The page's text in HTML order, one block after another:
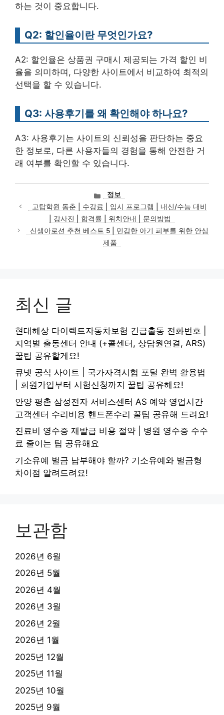
하는 것이 중요합니다.
Q2: 할인율이란 무엇인가요?
A2: 할인율은 상품권 구매시 제공되는 가격 할인 비
율을 의미하며, 다양한 사이트에서 비교하여 최적의
선택을 할 수 있습니다.
Q3: 사용후기를 왜 확인해야 하나요?
A3: 사용후기는 사이트의 신뢰성을 판단하는 중요
한 정보로, 다른 사용자들의 경험을 통해 안전한 거
래 여부를 확인할 수 있습니다.
카
테
고
리
정보
고탑학원 동춘 | 수강료 | 입시 프로그램 | 내신/수능 대비
| 강사진 | 합격률 | 위치안내 | 문의방법
신생아로션 추천 베스트 5 | 민감한 아기 피부를 위한 안심
제품
최신 글
현대해상 다이렉트자동차보험 긴급출동 전화번호 |
지역별 출동센터 안내 (+콜센터, 상담원연결, ARS)
꿀팁 공유할게요!
큐넷 공식 사이트 | 국가자격시험 포털 완벽 활용법
| 회원가입부터 시험신청까지 꿀팁 공유해요!
안양 평촌 삼성전자 서비스센터 AS 예약 영업시간
고객센터 수리비용 핸드폰수리 꿀팁 공유해 드려요!
진료비 영수증 재발급 비용 절약 | 병원 영수증 수수
료 줄이는 팁 공유해요
기소유예 벌금 납부해야 할까? 기소유예와 벌금형
차이점 알려드려요!
보관함
2026년 6월
2026년 5월
2026년 4월
2026년 3월
2026년 2월
2026년 1월
2025년 12월
2025년 11월
2025년 10월
2025년 9월